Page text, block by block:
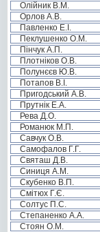
Олійник В.М.
Орлов А.В.
Павленко Е.І.
Пеклушенко О.М.
Пінчук А.П.
Плотніков О.В.
Полунєєв Ю.В.
Потапов В.І.
Пригодський А.В.
Прутнік Е.А.
Рева Д.О.
Романюк М.П.
Савчук О.В.
Самофалов Г.Г.
Святаш Д.В.
Синиця А.М.
Скубенко В.П.
Смітюх Г.Є.
Солтус П.С.
Степаненко А.А.
Стоян О.М.